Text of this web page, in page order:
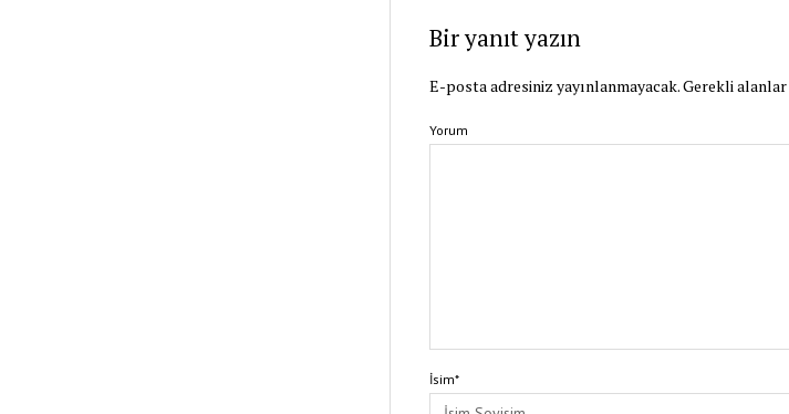
Bir yanıt yazın
E-posta adresiniz yayınlanmayacak.Gerekli alanlar
Yorum
İsim*